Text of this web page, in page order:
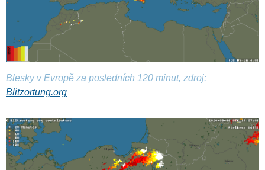
Blesky v Evropě za posledních 120 minut, zdroj:
Blitzortung.org